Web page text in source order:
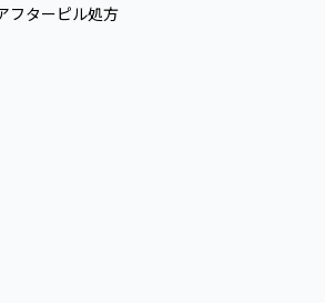
フターピル処方